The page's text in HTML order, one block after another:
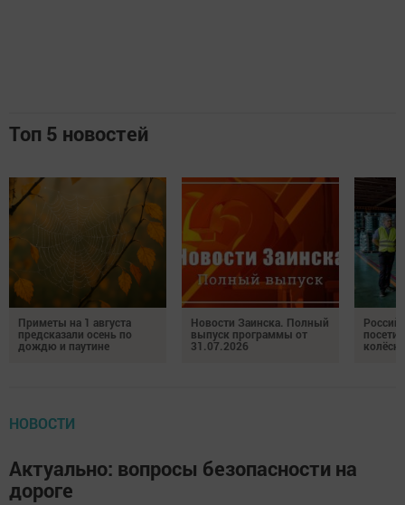
Топ 5 новостей
Приметы на 1 августа
предсказали осень по
дождю и паутине
Новости Заинска. Полный
выпуск программы от
31.07.2026
НОВОСТИ
Актуально: вопросы безопасности на
дороге